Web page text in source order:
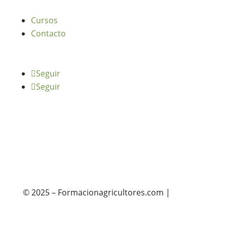
Cursos
Contacto
Seguir
Seguir
© 2025 – Formacionagricultores.com |